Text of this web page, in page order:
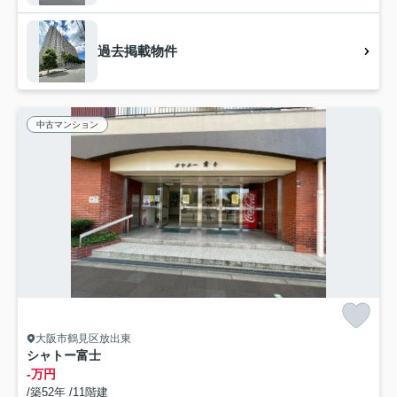
過去掲載物件
中古マンション
大阪市鶴見区放出東
シャトー富士
-万円
/築52年 /11階建